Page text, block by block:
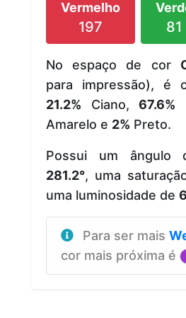
Vermelho
197 81
No espaço de cor
para impressão), é
21.2% Ciano, 67.6%
Amarelo e 2% Preto.
Possui um ângulo
281.2°, uma
uma luminosidade de
Para ser mais
cor mais próxima é